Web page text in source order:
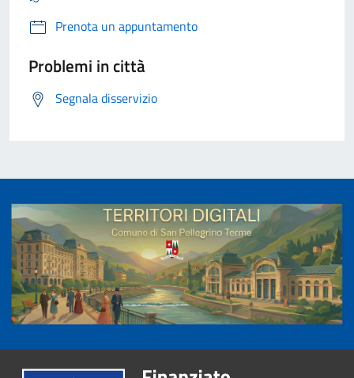
Prenota un appuntamento
Problemi in città
Segnala disservizio